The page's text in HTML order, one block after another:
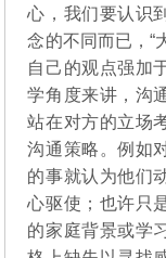
心，我们要认识
念的不同而已，“
自己的观点强加
学角度来讲，沟
站在对方的立场
沟通策略。例如
的事就认为他们
心驱使；也许只
的家庭背景或学